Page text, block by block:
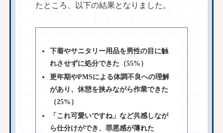
たところ、以下の結果となりました。
下着やサニタリー用品を男性の目に触
れさせずに処分できた（55%）
更年期やPMSによる体調不良への理解
があり、休憩を挟みながら作業できた
（25%）
「これ可愛いですね」など共感しなが
ら仕分けができ、罪悪感が薄れた